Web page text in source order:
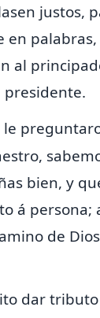
justos,
en
al
presidente.
le
bien, y
á persona;
de
dar tributo